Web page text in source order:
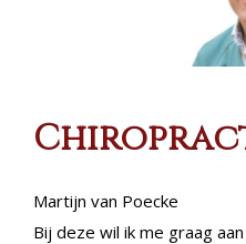
Martijn van Poecke
Bij deze wil ik me graag